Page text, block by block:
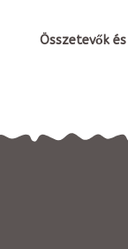
Összetevők